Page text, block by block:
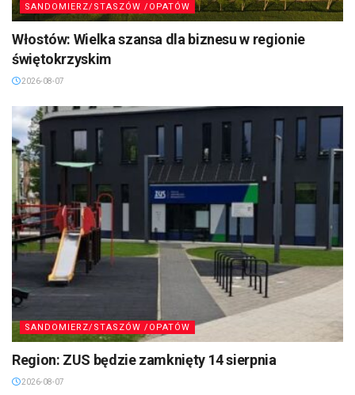
SANDOMIERZ/STASZÓW /OPATÓW
Włostów: Wielka szansa dla biznesu w regionie
świętokrzyskim
2026-08-07
SANDOMIERZ/STASZÓW /OPATÓW
Region: ZUS będzie zamknięty 14 sierpnia
2026-08-07